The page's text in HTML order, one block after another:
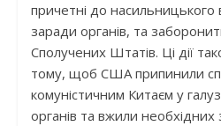
причетні до
заради органів, та
Сполучених Штатів. Ці дії
тому, щоб США припинили
комуністичним Китаєм у
органів та вжили